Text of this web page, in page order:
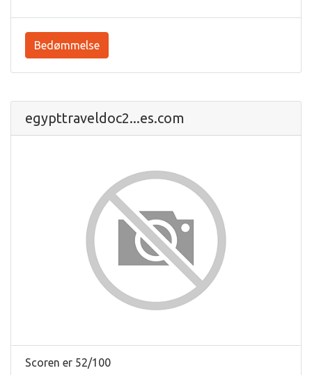
Bedømmelse
egypttraveldoc2...es.com
Scoren er 52/100